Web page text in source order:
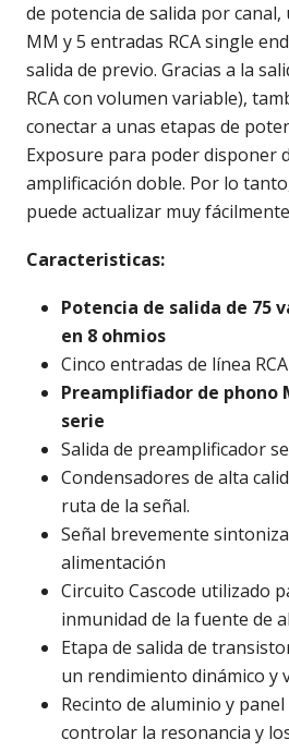
de potencia de salida por
MM y 5 entradas RCA single
salida de previo. Gracias a la
RCA con volumen variable),
conectar a unas etapas de
Exposure para poder disponer
amplificación doble. Por lo
puede actualizar muy
Caracteristicas:
Potencia de salida de 75
en 8 ohmios
Cinco entradas de línea
Preamplifiador de phono
serie
Salida de preamplificador
Condensadores de alta
ruta de la señal.
Señal brevemente
alimentación
Circuito Cascode utilizado
inmunidad de la fuente de
Etapa de salida de
un rendimiento dinámico y
Recinto de aluminio y
controlar la resonancia y